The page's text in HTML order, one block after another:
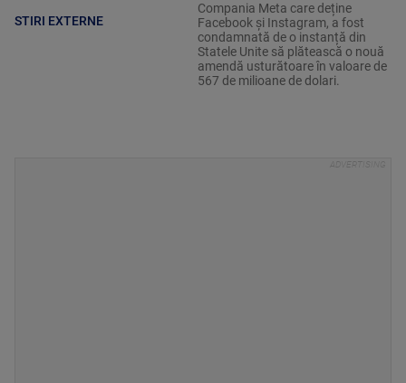
STIRI EXTERNE
Compania Meta care deține
Facebook și Instagram, a fost
condamnată de o instanță din
Statele Unite să plătească o nouă
amendă usturătoare în valoare de
567 de milioane de dolari.